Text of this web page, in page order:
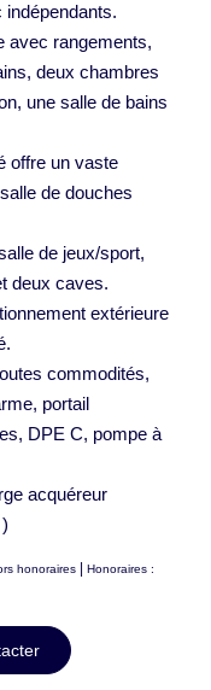
avec rangements,
deux chambres
une salle de bains
offre un vaste
de douches
de jeux/sport,
deux caves.
extérieure
commodités,
portail
DPE C, pompe à
acquéreur
honoraires | Honoraires :